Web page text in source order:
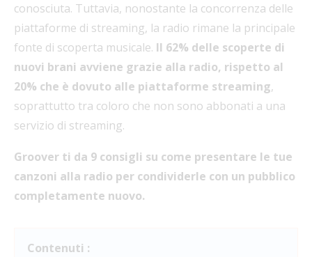
conosciuta. Tuttavia, nonostante la concorrenza delle
piattaforme di streaming, la radio rimane la principale
fonte di scoperta musicale. Il 62% delle scoperte di
nuovi brani avviene grazie alla radio, rispetto al
20% che è dovuto alle piattaforme streaming,
soprattutto tra coloro che non sono abbonati a una
servizio di streaming.
Groover ti da 9 consigli su come presentare le tue
canzoni alla radio per condividerle con un pubblico
completamente nuovo.
Contenuti :